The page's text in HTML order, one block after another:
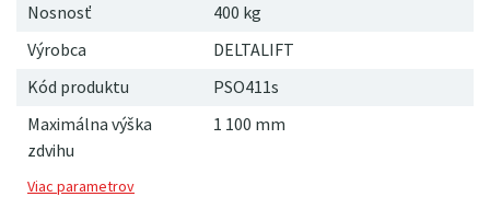
Nosnosť
400 kg
Výrobca
DELTALIFT
Kód produktu
PSO411s
Maximálna výška
zdvihu
1 100 mm